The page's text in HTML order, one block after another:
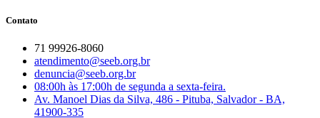
Contato
71 99926-8060
atendimento@seeb.org.br
denuncia@seeb.org.br
08:00h às 17:00h de segunda a sexta-feira.
Av. Manoel Dias da Silva, 486 - Pituba, Salvador - BA,
41900-335